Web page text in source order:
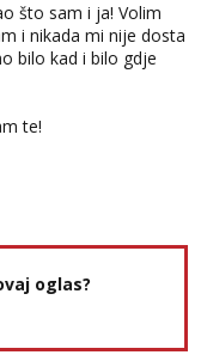
što sam i ja! Volim
i nikada mi nije dosta
bilo kad i bilo gdje
te!
oglas?